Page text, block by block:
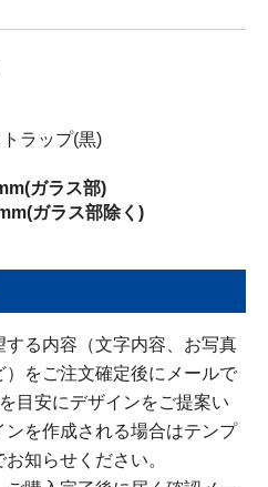
ラップ(黒)
ガラス部)
ガラス部除く)
る内容（文字内容、お写真
をご注文確定後にメールで
目安にデザインをご提案い
を作成される場合はテンプ
知らせください。